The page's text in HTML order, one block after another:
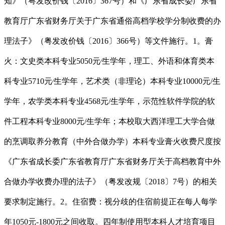
教育厅广东省财务厅关于广东省通俗高档学校学分制收费的办
理法子》（粤发改价钱〔2016〕366号）等文件施行。1。膏
火：文史类本科专业5050元∕生学年，理工、外语和体育类本
科专业5710元∕生学年，艺术类（非理论）本科专业10000元/生
学年，农学类本科专业4568元/生学年，示范性软件学院的软
件工程本科专业8000元/生学年；本校取大西洋理工大学合做
的烹调取养分教育（中外合做办学）本科专业膏火收费尺度按
《广东省成长委广东省教育厅广东省财务厅关于高档教育中外
合做办学收费办理的法子》（粤发改规〔2018〕7号）的相关
要求制定施行。2。住宿费：视分歧的住宿前提正在每人每学
年1050元-1800元之间收取。四年制使用型本科人才培育项目